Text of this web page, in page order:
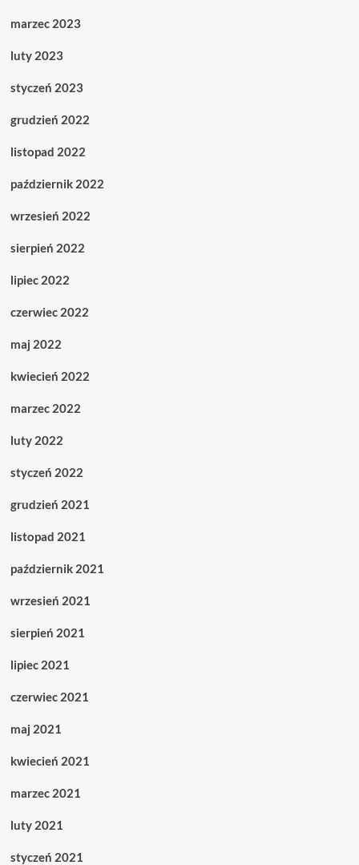
marzec 2023
luty 2023
styczeń 2023
grudzień 2022
listopad 2022
październik 2022
wrzesień 2022
sierpień 2022
lipiec 2022
czerwiec 2022
maj 2022
kwiecień 2022
marzec 2022
luty 2022
styczeń 2022
grudzień 2021
listopad 2021
październik 2021
wrzesień 2021
sierpień 2021
lipiec 2021
czerwiec 2021
maj 2021
kwiecień 2021
marzec 2021
luty 2021
styczeń 2021